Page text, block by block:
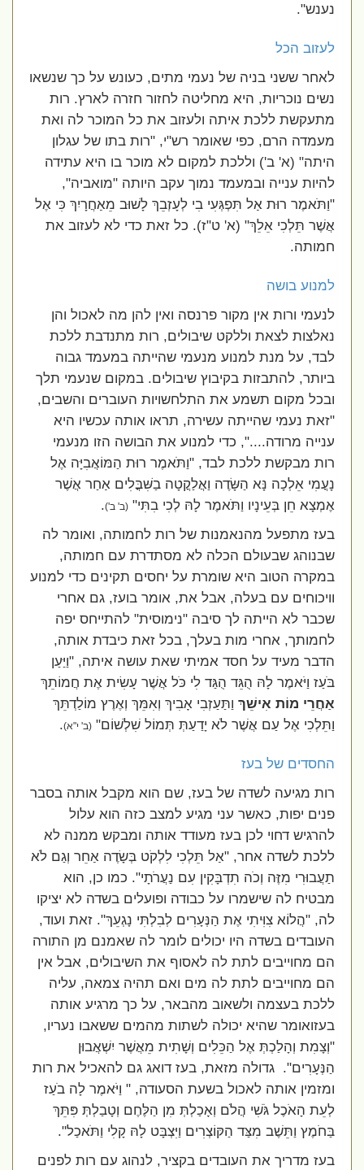
נענש".
לעזוב הכל
לאחר ששני בניה של נעמי מתים, כעונש על כך שנשאו
נשים נוכריות, היא מחליטה לחזור חזרה לארץ. רות
מתעקשת ללכת איתה ולעזוב את כל המוכר לה ואת
מעמדה הרם, כפי שאומר רש"י, "רות בתו של עגלון
היתה" (א' ב') וללכת למקום לא מוכר בו היא עתידה
להיות ענייה ובמעמד נמוך עקב היותה "מואביה",
"וַתֹּאמֶר רוּת אַל תִּפְגְּעִי בִי לְעָזְבֵךְ לָשׁוּב מֵאַחֲרָיִךְ כִּי אֶל
אֲשֶׁר תֵּלְכִי אֵלֵךְ" (א' ט"ז). כל זאת כדי לא לעזוב את
חמותה.
למנוע בושה
לנעמי ורות אין מקור פרנסה ואין להן מה לאכול והן
נאלצות לצאת וללקט שיבולים, רות מתנדבת ללכת
לבד, על מנת למנוע מנעמי שהייתה במעמד גבוה
ביותר, להתבזות בקיבוץ שיבולים. במקום שנעמי תלך
ובכל מקום תשמע את התלחשויות העוברים והשבים,
"זאת נעמי שהייתה עשירה, תראו אותה עכשיו היא
ענייה מרודה....", כדי למנוע את הבושה הזו מנעמי
רות מבקשת ללכת לבד, "וַתֹּאמֶר רוּת הַמּוֹאֲבִיָּה אֶל
נָעֳמִי אֵלְכָה נָּא הַשָּׂדֶה וַאֲלַקֳטָה בַשִּׁבֳּלִים אַחַר אֲשֶׁר
אֶמְצָא חֵן בְּעֵינָיו וַתֹּאמֶר לָהּ לְכִי בִתִּי"(ב' ב') .
בעז מתפעל מהנאמנות של רות לחמותה, ואומר לה
שבנוהג שבעולם הכלה לא מסתדרת עם חמותה,
במקרה הטוב היא שומרת על יחסים תקינים כדי למנוע
וויכוחים עם בעלה, אבל את, אומר בועז, גם אחרי
שכבר לא הייתה לך סיבה "נימוסית" להתייחס יפה
לחמותך, אחרי מות בעלך, בכל זאת כיבדת אותה,
הדבר מעיד על חסד אמיתי שאת עושה איתה, "וַיַּעַן
בֹּעַז וַיֹּאמֶר לָהּ הֻגֵּד הֻגַּד לִי כֹּל אֲשֶׁר עָשִׂית אֶת חֲמוֹתֵךְ
אַחֲרֵי מוֹת אִישֵׁךְוַתַּעַזְבִי אָבִיךְ וְאִמֵּךְ וְאֶרֶץ מוֹלַדְתֵּךְ
וַתֵּלְכִי אֶל עַם אֲשֶׁר לֹא יָדַעַתְּ תְּמוֹל שִׁלְשׁוֹם"(ב' י"א).
החסדים של בעז
רות מגיעה לשדה של בעז, שם הוא מקבל אותה בסבר
פנים יפות, כאשר עני מגיע למצב כזה הוא עלול
להרגיש דחוי לכן בעז מעודד אותה ומבקש ממנה לא
ללכת לשדה אחר, "אַל תֵּלְכִי לִלְקֹט בְּשָׂדֶה אַחֵר וְגַם לֹא
תַעֲבוּרִי מִזֶּה וְכֹה תִדְבָּקִין עִם נַעֲרֹתָי". כמו כן, הוא
מבטיח לה שישמרו על כבודה ופועלים בשדה לא יציקו
לה, "הֲלוֹא צִוִּיתִי אֶת הַנְּעָרִים לְבִלְתִּי נָגְעֵךְ". זאת ועוד,
העובדים בשדה היו יכולים לומר לה שאמנם מן התורה
הם מחוייבים לתת לה לאסוף את השיבולים, אבל אין
הם מחוייבים לתת לה מים ואם תהיה צמאה, עליה
ללכת בעצמה ולשאוב מהבאר, על כך מרגיע אותה
בעזואומר שהיא יכולה לשתות מהמים ששאבו נעריו,
"וְצָמִת וְהָלַכְתְּ אֶל הַכֵּלִים וְשָׁתִית מֵאֲשֶׁר יִשְׁאֲבוּן
הַנְּעָרִים". גדולה מזאת, בעז דואג גם להאכיל את רות
ומזמין אותה לאכול בשעת הסעודה, " וַיֹּאמֶר לָה בֹעַז
לְעֵת הָאֹכֶל גֹּשִׁי הֲלֹם וְאָכַלְתְּ מִן הַלֶּחֶם וְטָבַלְתְּ פִּתֵּךְ
בַּחֹמֶץ וַתֵּשֶׁב מִצַּד הַקּוֹצְרִים וַיִּצְבָּט לָהּ קָלִי וַתֹּאכַל".
בעז מדריך את העובדים בקציר, לנהוג עם רות לפנים